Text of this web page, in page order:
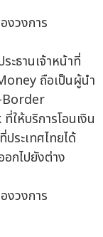
ธานเจ้าหน้าที่
ถือเป็นผู้นำ
Border
ห้บริการโอนเงิน
ประเทศไทยได้
อกไปยังต่าง